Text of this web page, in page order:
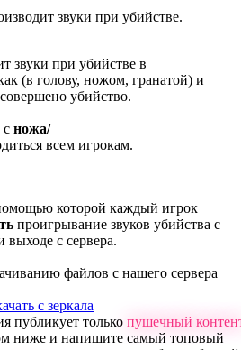
звуки при убийстве.
звуки при убийстве в
(в голову, ножом, гранатой) и
убийство.
с ножа/
всем игрокам.
которой каждый игрок
проигрывание звуков убийства с
выходе с сервера.
файлов с нашего сервера
с зеркала
публикует только пушечный
ниже и напишите самый топовый